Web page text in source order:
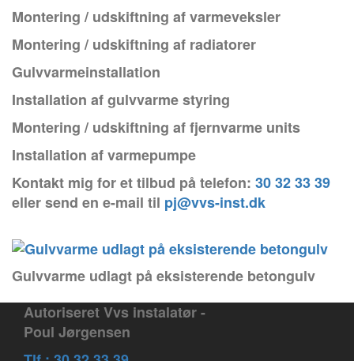
Montering / udskiftning af varmeveksler
Montering / udskiftning af radiatorer
Gulvvarmeinstallation
Installation af gulvvarme styring
Montering / udskiftning af fjernvarme units
Installation af varmepumpe
Kontakt mig for et tilbud på telefon: 30 32 33 39
eller send en e-mail til pj@vvs-inst.dk
Gulvvarme udlagt på eksisterende betongulv
Autoriseret Vvs instalatør -
Poul Jørgensen